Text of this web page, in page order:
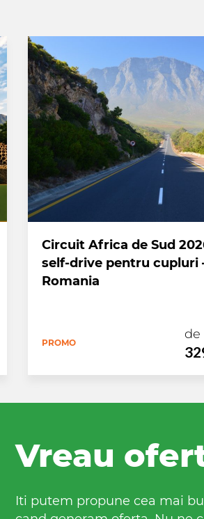
Circuit Africa de Sud
self-drive pentru cupluri
Romania
PROMO
de
Vreau
Iti putem propune cea mai